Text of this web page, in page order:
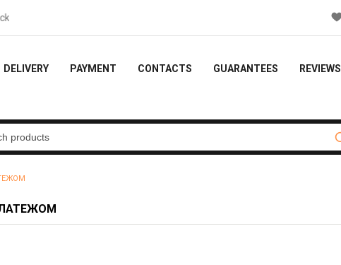
feedback - 10% of the order
DELIVERY PAYMENT CONTACTS GUARANTEES REVIEWS